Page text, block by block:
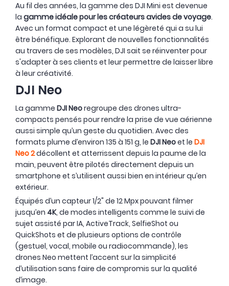
Au fil des années, la gamme des DJI Mini est devenue
la gamme idéale pour les créateurs avides de voyage.
Avec un format compact et une légèreté qui a su lui
être bénéfique. Explorant de nouvelles fonctionnalités
au travers de ses modèles, DJI sait se réinventer pour
s'adapter à ses clients et leur permettre de laisser libre
à leur créativité.
DJI Neo
La gamme DJI Neoregroupe des drones ultra-
compacts pensés pour rendre la prise de vue aérienne
aussi simple qu’un geste du quotidien. Avec des
formats plume d’environ 135 à 151 g, le DJI Neoet le DJI
Neo 2décollent et atterrissent depuis la paume de la
main, peuvent être pilotés directement depuis un
smartphone et s’utilisent aussi bien en intérieur qu’en
extérieur.
Équipés d’un capteur 1/2" de 12 Mpx pouvant filmer
jusqu’en 4K, de modes intelligents comme le suivi de
sujet assisté par IA, ActiveTrack, SelfieShot ou
QuickShots et de plusieurs options de contrôle
(gestuel, vocal, mobile ou radiocommande), les
drones Neo mettent l’accent sur la simplicité
d’utilisation sans faire de compromis sur la qualité
d’image.